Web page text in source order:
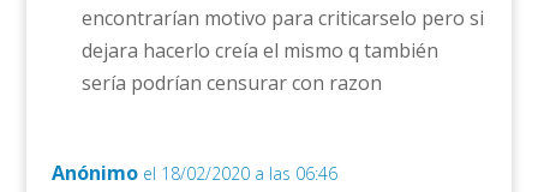
encontrarían motivo para criticarselo pero si
dejara hacerlo creía el mismo q también
sería podrían censurar con razon
Anónimo el 18/02/2020 a las 06:46